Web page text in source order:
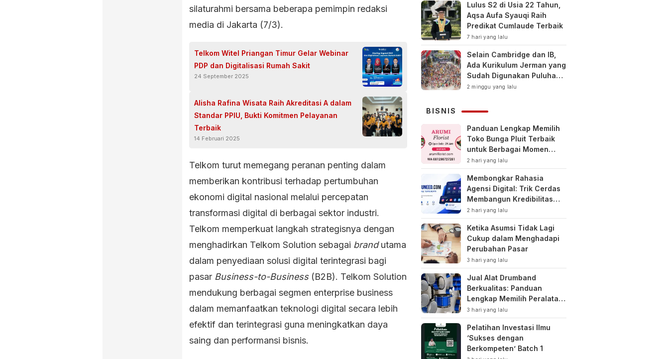
silaturahmi bersama beberapa pemimpin redaksi
media di Jakarta (7/3).
Telkom Witel Priangan Timur Gelar Webinar
PDP dan Digitalisasi Rumah Sakit
24 September 2025
Alisha Rafina Wisata Raih Akreditasi A dalam
Standar PPIU, Bukti Komitmen Pelayanan
Terbaik
14 Februari 2025
Telkom turut memegang peranan penting dalam
memberikan kontribusi terhadap pertumbuhan
ekonomi digital nasional melalui percepatan
transformasi digital di berbagai sektor industri.
Telkom memperkuat langkah strategisnya dengan
menghadirkan Telkom Solution sebagai brandutama
dalam penyediaan solusi digital terintegrasi bagi
pasar Business-to-Business(B2B). Telkom Solution
mendukung berbagai segmen enterprise business
dalam memanfaatkan teknologi digital secara lebih
efektif dan terintegrasi guna meningkatkan daya
saing dan performansi bisnis.
Lulus S2 di Usia 22 Tahun,
Aqsa Aufa Syauqi Raih
Predikat Cumlaude Terbaik
7 hari yang lalu
Selain Cambridge dan IB,
Ada Kurikulum Jerman yang
Sudah Digunakan Puluhan
Tahun di Indonesia
2 minggu yang lalu
BISNIS
Panduan Lengkap Memilih
Toko Bunga Pluit Terbaik
untuk Berbagai Momen
Spesial
2 hari yang lalu
Membongkar Rahasia
Agensi Digital: Trik Cerdas
Membangun Kredibilitas
Toko Online Baru
2 hari yang lalu
Ketika Asumsi Tidak Lagi
Cukup dalam Menghadapi
Perubahan Pasar
3 hari yang lalu
Jual Alat Drumband
Berkualitas: Panduan
Lengkap Memilih Peralatan
Drumband Terbaik untuk
Sekolah, Instansi, dan
Komunitas
3 hari yang lalu
Pelatihan Investasi Ilmu
‘Sukses dengan
Berkompeten’ Batch 1